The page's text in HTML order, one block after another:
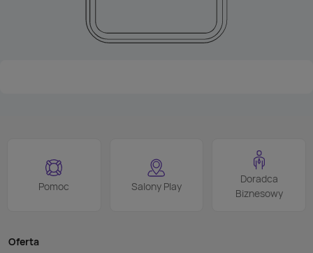
Pomoc Salony Play
Doradca
Biznesowy
Oferta